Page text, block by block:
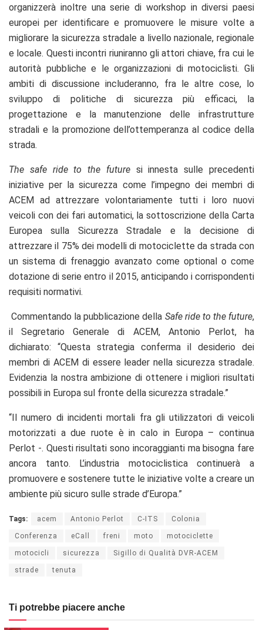
organizzerà inoltre una serie di workshop in diversi paesi
europei per identificare e promuovere le misure volte a
migliorare la sicurezza stradale a livello nazionale, regionale
e locale. Questi incontri riuniranno gli attori chiave, fra cui le
autorità pubbliche e le organizzazioni di motociclisti. Gli
ambiti di discussione includeranno, fra le altre cose, lo
sviluppo di politiche di sicurezza più efficaci, la
progettazione e la manutenzione delle infrastrutture
stradali e la promozione dell’ottemperanza al codice della
strada.
The safe ride to the futuresi innesta sulle precedenti
iniziative per la sicurezza come l’impegno dei membri di
ACEM ad attrezzare volontariamente tutti i loro nuovi
veicoli con dei fari automatici, la sottoscrizione della Carta
Europea sulla Sicurezza Stradale e la decisione di
attrezzare il 75% dei modelli di motociclette da strada con
un sistema di frenaggio avanzato come optional o come
dotazione di serie entro il 2015, anticipando i corrispondenti
requisiti normativi.
Commentando la pubblicazione della Safe ride to the future,
il Segretario Generale di ACEM, Antonio Perlot, ha
dichiarato: “Questa strategia conferma il desiderio dei
membri di ACEM di essere leader nella sicurezza stradale.
Evidenzia la nostra ambizione di ottenere i migliori risultati
possibili in Europa sul fronte della sicurezza stradale.”
“Il numero di incidenti mortali fra gli utilizzatori di veicoli
motorizzati a due ruote è in calo in Europa – continua
Perlot -. Questi risultati sono incoraggianti ma bisogna fare
ancora tanto. L’industria motociclistica continuerà a
promuovere e sostenere tutte le iniziative volte a creare un
ambiente più sicuro sulle strade d’Europa.”
Tags: acem Antonio Perlot C-ITS Colonia
Conferenza eCall freni moto motociclette
motocicli sicurezza Sigillo di Qualità DVR-ACEM
strade tenuta
Ti potrebbe piacere anche